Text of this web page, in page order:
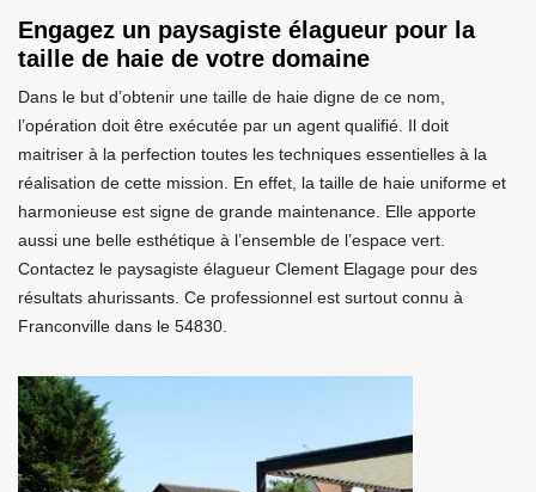
Engagez un paysagiste élagueur pour la
taille de haie de votre domaine
Dans le but d’obtenir une taille de haie digne de ce nom,
l’opération doit être exécutée par un agent qualifié. Il doit
maitriser à la perfection toutes les techniques essentielles à la
réalisation de cette mission. En effet, la taille de haie uniforme et
harmonieuse est signe de grande maintenance. Elle apporte
aussi une belle esthétique à l’ensemble de l’espace vert.
Contactez le paysagiste élagueur Clement Elagage pour des
résultats ahurissants. Ce professionnel est surtout connu à
Franconville dans le 54830.